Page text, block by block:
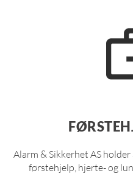
Alarm & Sikkerhet AS
førstehjelp, hjerte- og